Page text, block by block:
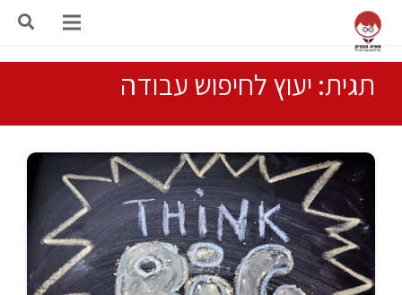
תגית: יעוץ לחיפוש עבודה